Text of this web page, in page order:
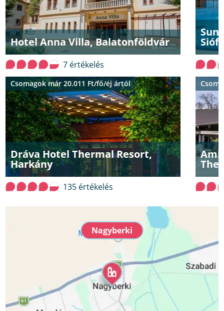
Hotel Anna Villa, Balatonföldvár
7 értékelés
Dráva Hotel Thermal Resort,
Harkány
Csomagok már 20.011 Ft/fő/éj ártól
135 értékelés
Nagyberki